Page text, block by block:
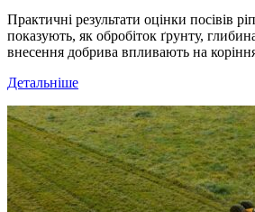
Практичні результати оцінки посівів
показують, як обробіток ґрунту,
внесення добрива впливають на
Детальніше